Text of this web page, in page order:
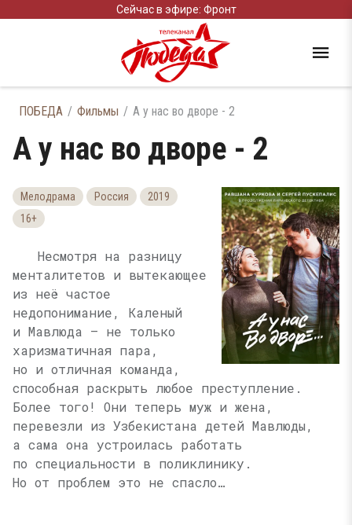
Сейчас в эфире: Фронт
ПОБЕДА Фильмы А у нас во дворе - 2
А у нас во дворе - 2
Мелодрама Россия
2019
16+
Несмотря на разницу
менталитетов и вытекающее
из неё частое
недопонимание, Каленый
и Мавлюда — не только
харизматичная пара,
но и отличная команда,
способная раскрыть любое преступление.
Более того! Они теперь муж и жена,
перевезли из Узбекистана детей Мавлюды,
а сама она устроилась работать
по специальности в поликлинику.
Но от проблем это не спасло…